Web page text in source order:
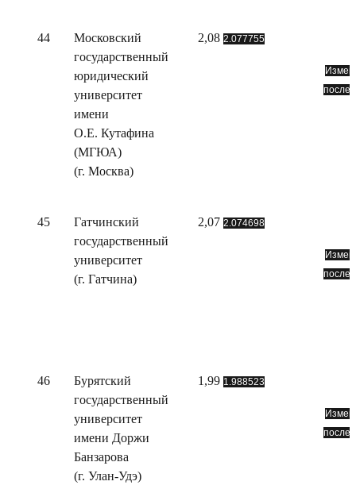
44
Московский
государственный
юридический
университет
имени
О.Е. Кутафина
(МГЮА)
(г. Москва)
2,08 2.077755
45
Гатчинский
государственный
университет
(г. Гатчина)
2,07 2.074698
46
Бурятский
государственный
университет
имени Доржи
Банзарова
(г. Улан-Удэ)
1,99 1.988523